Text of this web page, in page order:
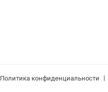
Политика конфиденциальности |